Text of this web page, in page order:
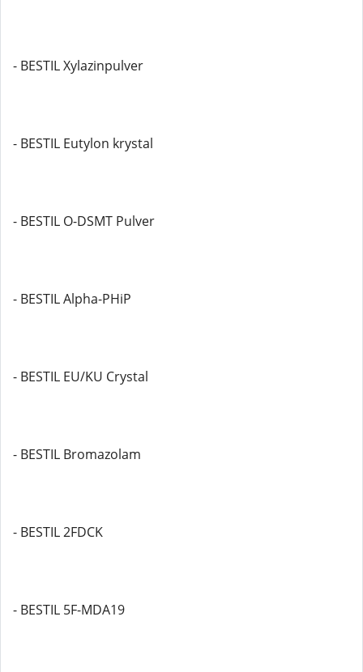
- BESTIL Xylazinpulver
- BESTIL Eutylon krystal
- BESTIL O-DSMT Pulver
- BESTIL Alpha-PHiP
- BESTIL EU/KU Crystal
- BESTIL Bromazolam
- BESTIL 2FDCK
- BESTIL 5F-MDA19